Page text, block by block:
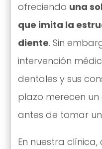
ofreciendo una
que imita la
diente. Sin
intervención
dentales y sus
plazo merecen
antes de tomar
En nuestra